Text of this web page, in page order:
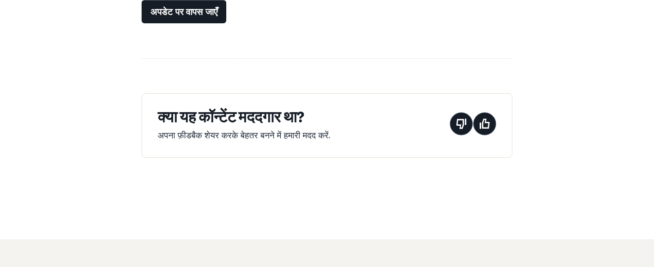
अपडेट पर वापस जाएँ
क्या यह कॉन्टेंट मददगार था?
अपना फ़ीडबैक शेयर करके बेहतर बनने में हमारी मदद करें.